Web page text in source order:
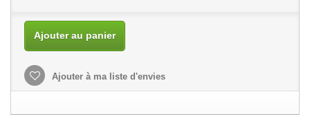
Ajouter au panier
Ajouter à ma liste d'envies